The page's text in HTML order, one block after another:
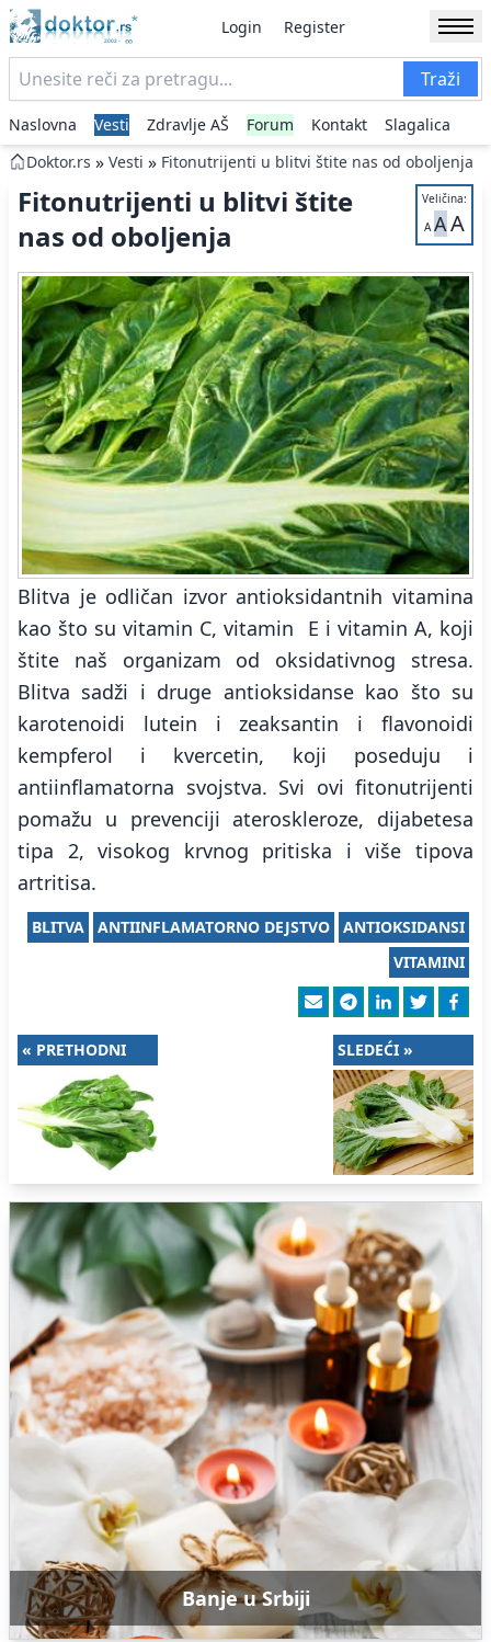
Login Register
Traži
Naslovna Vesti Zdravlje AŠ Forum Kontakt
Slagalica
Doktor.rs » Vesti » Fitonutrijenti u blitvi štite nas od oboljenja
Veličina:
A AA
Fitonutrijenti u blitvi štite
nas od oboljenja
Blitva je odličan izvor antioksidantnih vitamina
kao što su vitamin C, vitamin E i vitamin A, koji
štite naš organizam od oksidativnog stresa.
Blitva sadži i druge antioksidanse kao što su
karotenoidi lutein i zeaksantin i flavonoidi
kempferol i kvercetin, koji poseduju i
antiinflamatorna svojstva. Svi ovi fitonutrijenti
pomažu u prevenciji ateroskleroze, dijabetesa
tipa 2, visokog krvnog pritiska i više tipova
artritisa.
ANTIOKSIDANSI
ANTIINFLAMATORNO DEJSTVO
BLITVA
VITAMINI
« PRETHODNI SLEDEĆI »
Banje u Srbiji